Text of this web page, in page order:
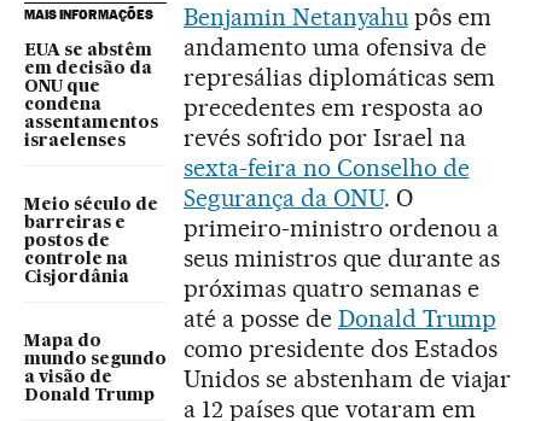
MAIS INFORMAÇÕES
EUA se abstêm
em decisão da
ONU que
condena
assentamentos
israelenses
Meio século de
barreiras e
postos de
controle na
Cisjordânia
Mapa do
mundo segundo
a visão de
Donald Trump
Benjamin Netanyahupôs em
andamento uma ofensiva de
represálias diplomáticas sem
precedentes em resposta ao
revés sofrido por Israel na
sexta-feira no Conselho de
Segurança da ONU. O
primeiro-ministro ordenou a
seus ministros que durante as
próximas quatro semanas e
até a posse de Donald Trump
como presidente dos Estados
Unidos se abstenham de viajar
a 12 países que votaram em